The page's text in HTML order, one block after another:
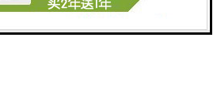
检查，以确保其正常运行。维护包括清